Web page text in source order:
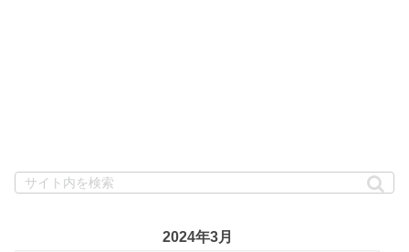
2024年3月